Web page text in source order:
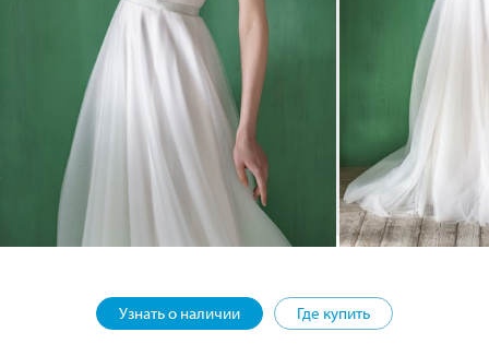
Узнать о наличии Где купить